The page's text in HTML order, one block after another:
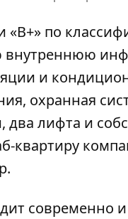
«B+» по
и
охранная
лифта и
квартиру
современно